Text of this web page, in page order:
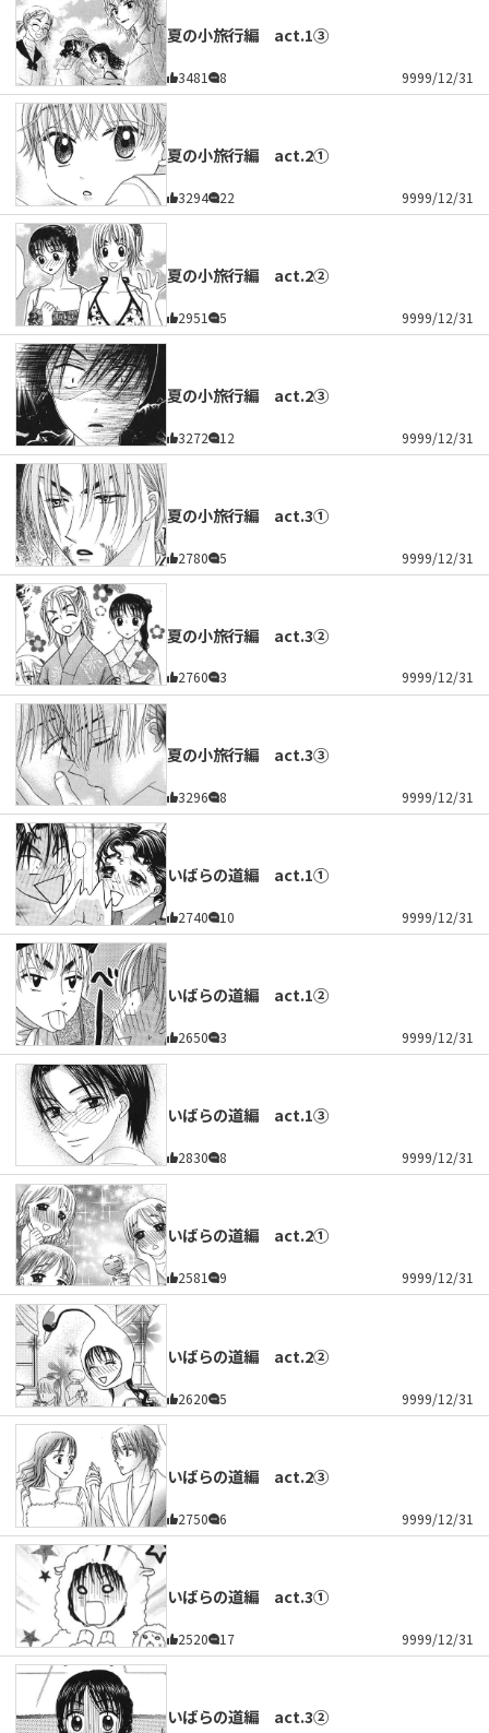
夏の小旅行編 act.1③
3481 8 9999/12/31
夏の小旅行編 act.2①
3294 22 9999/12/31
夏の小旅行編 act.2②
2951 5 9999/12/31
夏の小旅行編 act.2③
3272 12 9999/12/31
夏の小旅行編 act.3①
2780 5 9999/12/31
夏の小旅行編 act.3②
2760 3 9999/12/31
夏の小旅行編 act.3③
3296 8 9999/12/31
いばらの道編 act.1①
2740 10 9999/12/31
いばらの道編 act.1②
2650 3 9999/12/31
いばらの道編 act.1③
2830 8 9999/12/31
いばらの道編 act.2①
2581 9 9999/12/31
いばらの道編 act.2②
2620 5 9999/12/31
いばらの道編 act.2③
2750 6 9999/12/31
いばらの道編 act.3①
2520 17 9999/12/31
いばらの道編 act.3②